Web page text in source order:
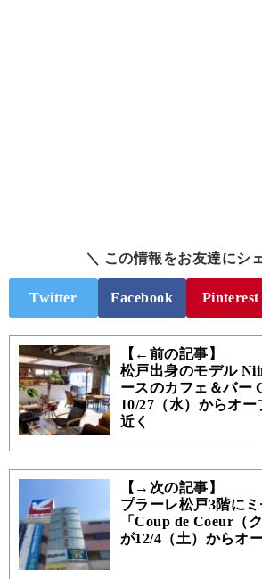
＼ この情報をお友達にシ
Twitter Facebook Pinterest
【←前の記事】
松戸出身のモデル
ースのカフェ＆バー
10/27（水）からオー
近く
【→次の記事】
プラーレ松戸3階に
「Coup de Coeur（
が12/4（土）からオ